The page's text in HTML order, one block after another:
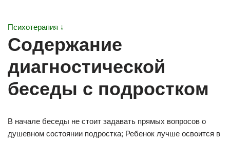
Психотерапия ↓
Содержание
диагностической
беседы с подростком
В начале беседы не стоит задавать прямых вопросов о
душевном состоянии подростка; Ребенок лучше освоится в